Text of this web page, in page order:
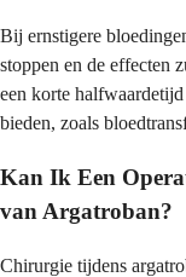
Bij ernstigere
stoppen en de effecten
een korte
bieden, zoals
Kan Ik Een
van Argatroban?
Chirurgie tijdens